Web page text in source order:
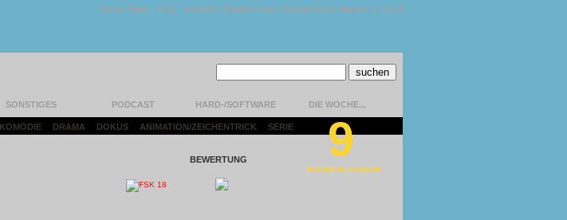
Unser Team | FAQ | Kontakt | Datenschutz | Impressum | Version 1.13.0.9
SONSTIGES PODCAST HARD-/SOFTWARE DIE WOCHE...
KOMÖDIE DRAMA DOKUS ANIMATION/ZEICHENTRICK SERIE
BEWERTUNG 9
SEIDIG GLÄNZEND